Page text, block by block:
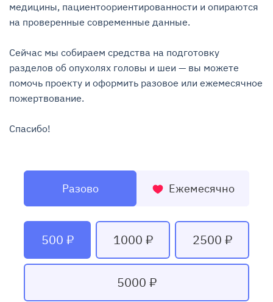
медицины, пациентоориентированности и опираются
на проверенные современные данные.
Сейчас мы собираем средства на подготовку
разделов об опухолях головы и шеи — вы можете
помочь проекту и оформить разовое или ежемесячное
пожертвование.
Спасибо!
Разово Ежемесячно
500 ₽ 1000 ₽ 2500 ₽
5000 ₽